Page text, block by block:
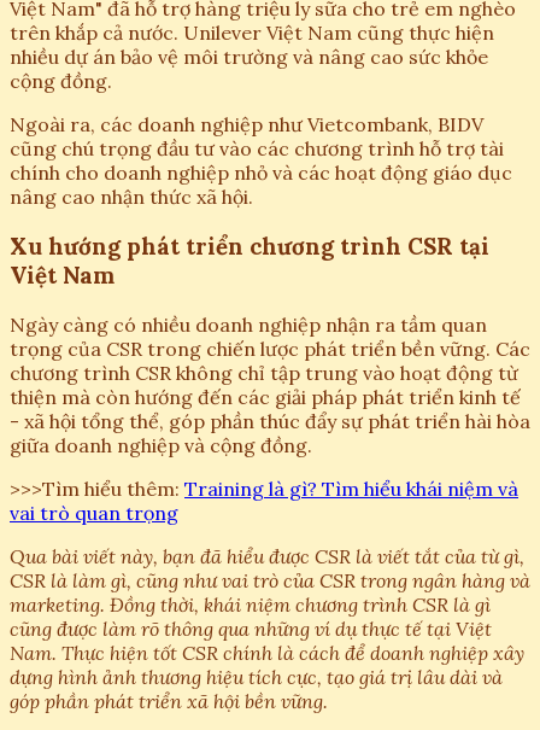
Việt Nam" đã hỗ trợ hàng triệu ly sữa cho trẻ em nghèo
trên khắp cả nước. Unilever Việt Nam cũng thực hiện
nhiều dự án bảo vệ môi trường và nâng cao sức khỏe
cộng đồng.
Ngoài ra, các doanh nghiệp như Vietcombank, BIDV
cũng chú trọng đầu tư vào các chương trình hỗ trợ tài
chính cho doanh nghiệp nhỏ và các hoạt động giáo dục
nâng cao nhận thức xã hội.
Xu hướng phát triển chương trình CSR tại
Việt Nam
Ngày càng có nhiều doanh nghiệp nhận ra tầm quan
trọng của CSR trong chiến lược phát triển bền vững. Các
chương trình CSR không chỉ tập trung vào hoạt động từ
thiện mà còn hướng đến các giải pháp phát triển kinh tế
- xã hội tổng thể, góp phần thúc đẩy sự phát triển hài hòa
giữa doanh nghiệp và cộng đồng.
>>>Tìm hiểu thêm: Training là gì? Tìm hiểu khái niệm và
vai trò quan trọng
Qua bài viết này, bạn đã hiểu được CSR là viết tắt của từ gì,
CSR là làm gì, cũng như vai trò của CSR trong ngân hàng và
marketing. Đồng thời, khái niệm chương trình CSR là gì
cũng được làm rõ thông qua những ví dụ thực tế tại Việt
Nam. Thực hiện tốt CSR chính là cách để doanh nghiệp xây
dựng hình ảnh thương hiệu tích cực, tạo giá trị lâu dài và
góp phần phát triển xã hội bền vững.